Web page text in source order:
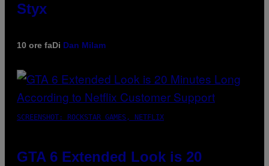
Styx
10 ore faDi Dan Milam
SCREENSHOT: ROCKSTAR GAMES, NETFLIX
GTA 6 Extended Look is 20